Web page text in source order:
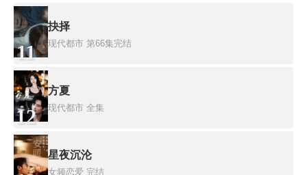
11
抉择
现代都市 第66集完结
12
方夏
现代都市 全集
星夜沉沦
女频恋爱 完结